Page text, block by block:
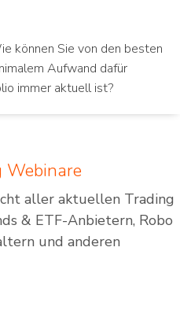
können Sie von den besten
Aufwand dafür
immer aktuell ist?
Webinare
aller aktuellen Trading
& ETF-Anbietern, Robo
und anderen